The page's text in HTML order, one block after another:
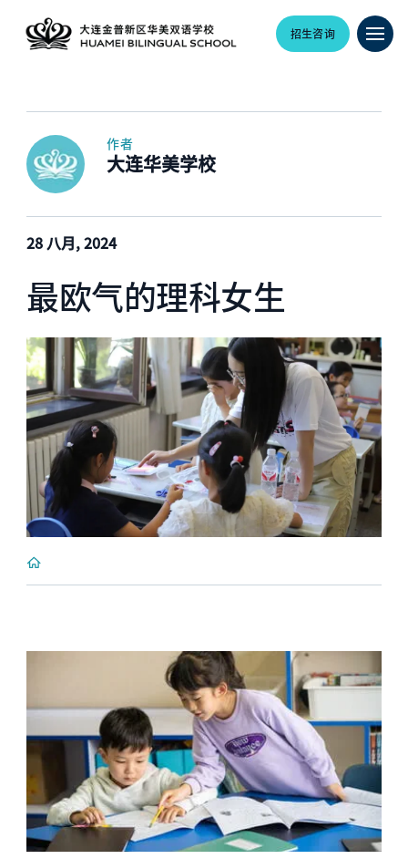
招生咨询
作者
大连华美学校
28 八月, 2024
最欧气的理科女生